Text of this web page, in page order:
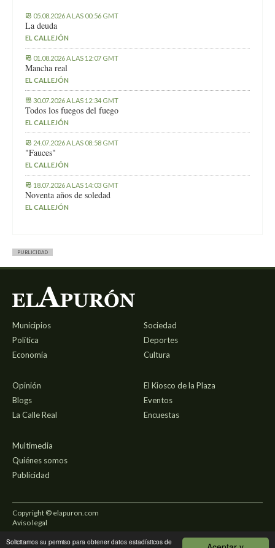
Solicitamos su permiso para obtener datos estadísticos de
05.08.2026 A LAS 00:56 GMT
La deuda
EL CALLEJÓN
01.08.2026 A LAS 12:07 GMT
Mancha real
EL CALLEJÓN
30.07.2026 A LAS 12:34 GMT
Todos los fuegos del fuego
EL CALLEJÓN
24.07.2026 A LAS 08:58 GMT
"Fauces"
EL CALLEJÓN
18.07.2026 A LAS 14:03 GMT
Noventa años de soledad
EL CALLEJÓN
PUBLICIDAD
Municipios
Política
Economía
Sociedad
Deportes
Cultura
Opinión
Blogs
La Calle Real
El Kiosco de la Plaza
Eventos
Encuestas
Multimedia
Quiénes somos
Publicidad
Copyright © elapuron.com
Aviso legal
Política de privacidad